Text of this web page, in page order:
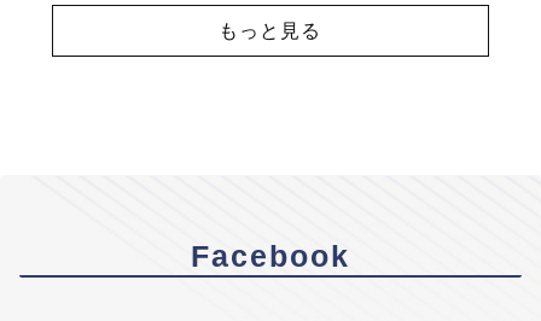
もっと見る
Facebook